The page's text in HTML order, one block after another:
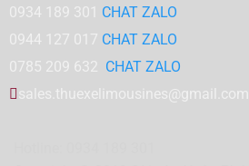
0934 189 301 CHAT ZALO
0944 127 017 CHAT ZALO
0785 209 632 CHAT ZALO
sales.thuexelimousines@gmail.com